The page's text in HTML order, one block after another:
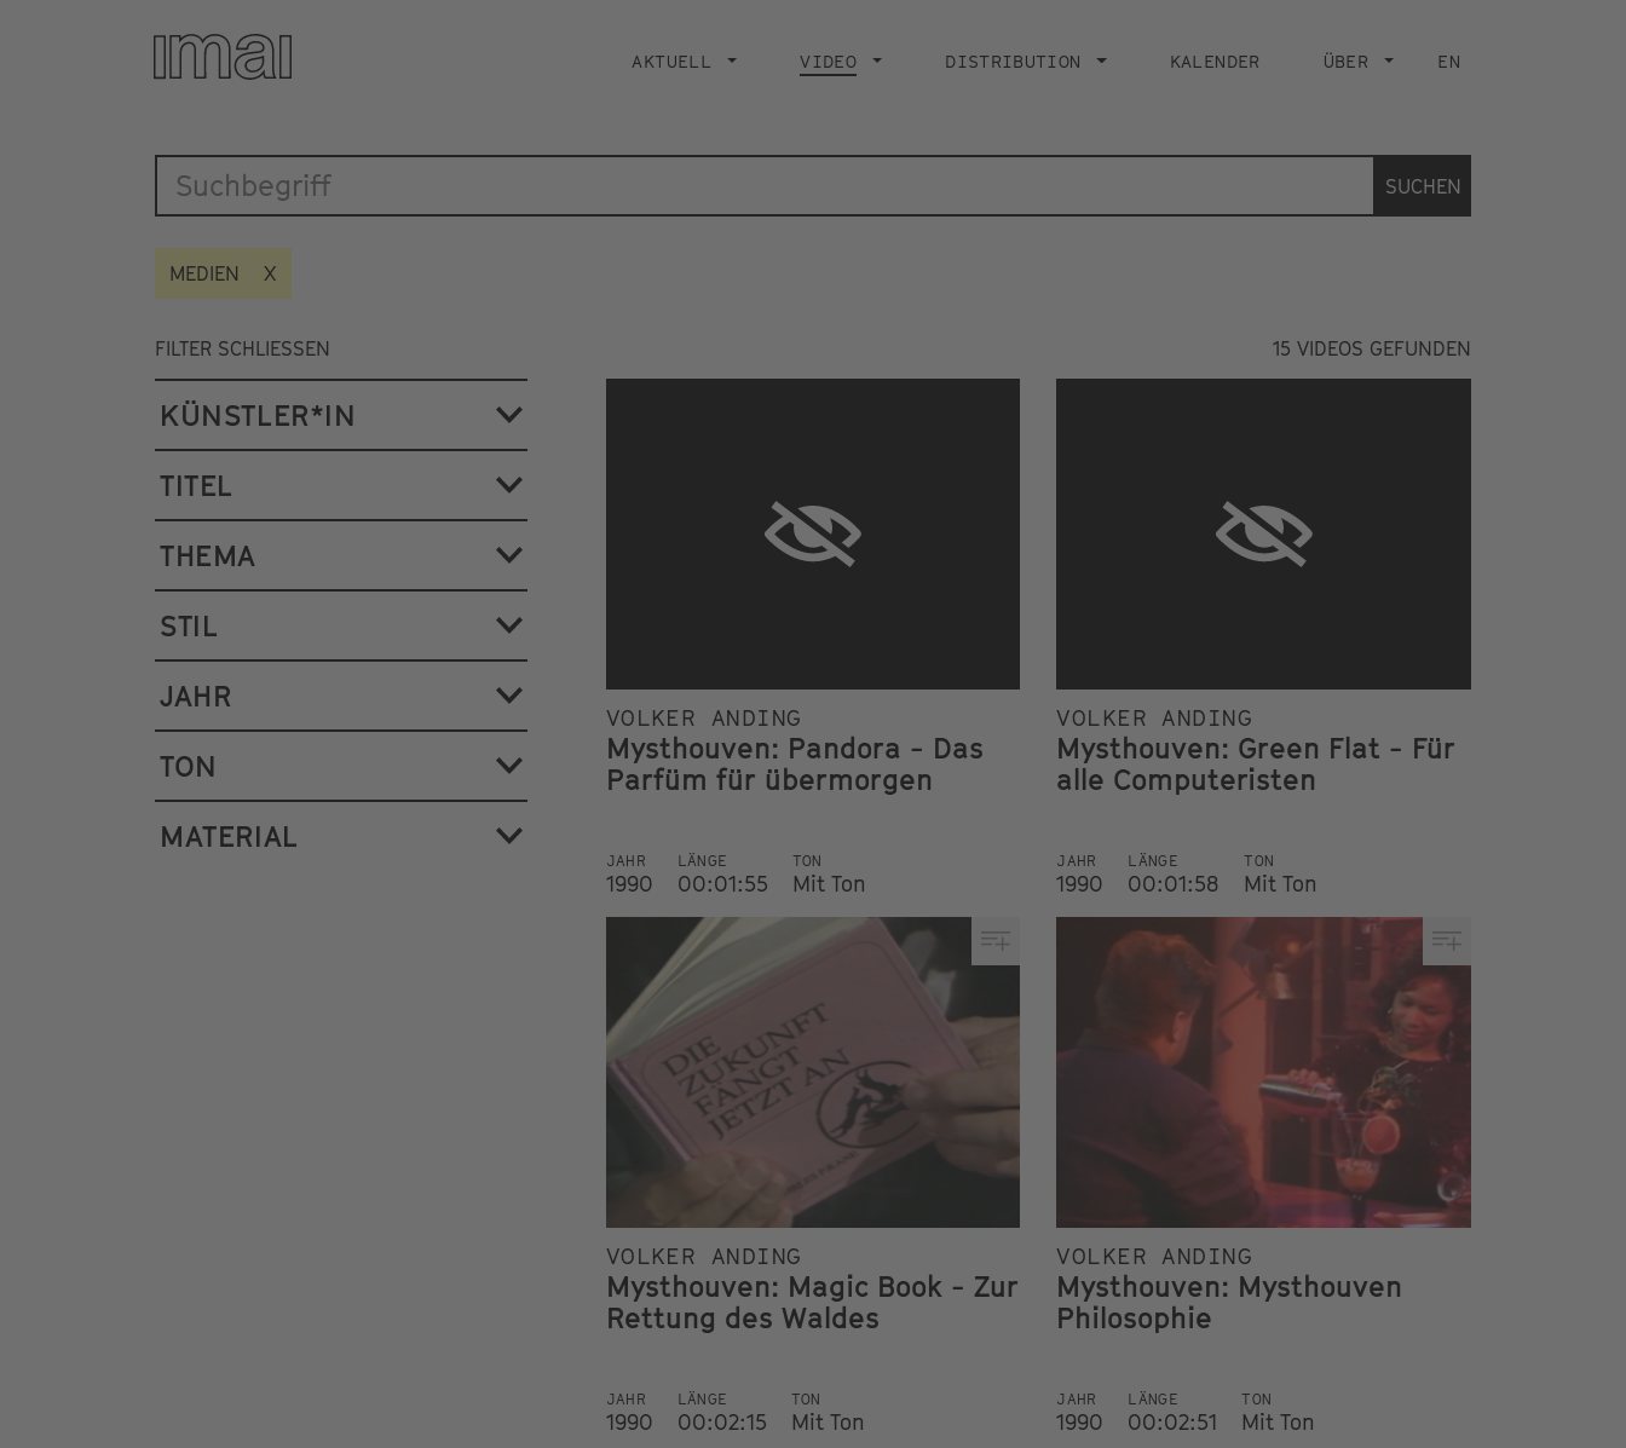
navigation
AKTUELL VIDEO CURRENT PAGEDISTRIBUTION KALENDER ÜBER EN
SUCHEN
MEDIEN
FILTER SCHLIESSEN 15 VIDEOS GEFUNDEN
KÜNSTLER*IN
TITEL
THEMA
STIL
JAHR
TON
MATERIAL
VOLKER ANDING
Mysthouven: Pandora - Das
Parfüm für übermorgen
JAHR
1990
LÄNGE
00:01:55
TON
Mit Ton
VOLKER ANDING
Mysthouven: Green Flat - Für
alle Computeristen
JAHR
1990
LÄNGE
00:01:58
TON
Mit Ton
VOLKER ANDING
Mysthouven: Magic Book - Zur
Rettung des Waldes
JAHR
1990
LÄNGE
00:02:15
TON
Mit Ton
VOLKER ANDING
Mysthouven: Mysthouven
Philosophie
JAHR
1990
LÄNGE
00:02:51
TON
Mit Ton